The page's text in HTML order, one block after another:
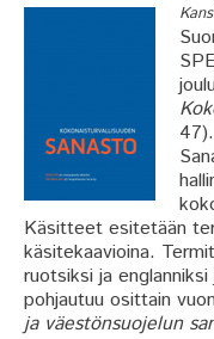
47).
Käsitteet esitetään
käsitekaavioina.
ruotsiksi ja
pohjautuu osittain
ja väestönsuojelun